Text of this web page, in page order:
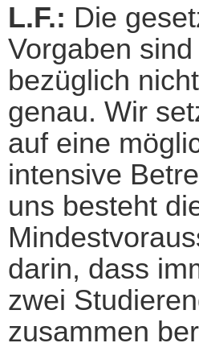
L.F.: Die
Vorgaben
bezüglich
genau. Wir
auf eine
intensive
uns besteht
darin, dass
zwei
zusammen